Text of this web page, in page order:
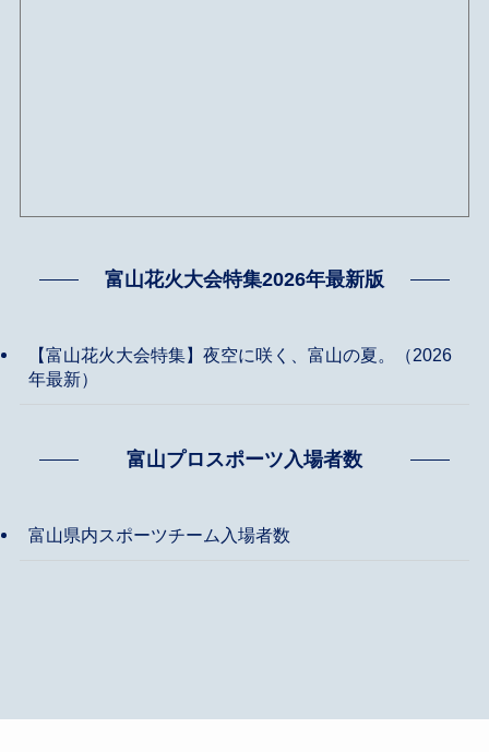
富山花火大会特集2026年最新版
【富山花火大会特集】夜空に咲く、富山の夏。（2026
年最新）
富山プロスポーツ入場者数
富山県内スポーツチーム入場者数